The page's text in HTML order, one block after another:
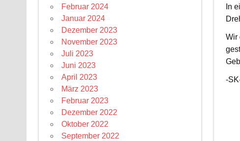
In
Wir
-
Februar 2024
Januar 2024
Dezember 2023
November 2023
Juli 2023
Juni 2023
April 2023
März 2023
Februar 2023
Dezember 2022
Oktober 2022
September 2022